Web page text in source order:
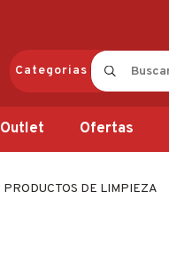
Categorias
Outlet Ofertas
PRODUCTOS DE LIMPIEZA